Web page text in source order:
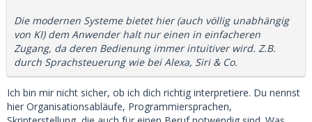
Die modernen Systeme bietet hier (auch völlig unabhängig
von KI) dem Anwender halt nur einen in einfacheren
Zugang, da deren Bedienung immer intuitiver wird. Z.B.
durch Sprachsteuerung wie bei Alexa, Siri & Co.
Ich bin mir nicht sicher, ob ich dich richtig interpretiere. Du nennst
hier Organisationsabläufe, Programmiersprachen,